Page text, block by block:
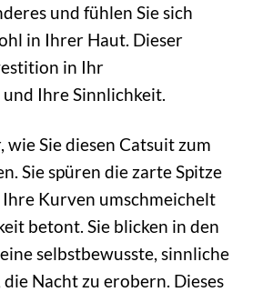
und fühlen Sie sich
in Ihrer Haut. Dieser
in Ihr
Ihre Sinnlichkeit.
wie Sie diesen Catsuit zum
Sie spüren die zarte Spitze
Kurven umschmeichelt
betont. Sie blicken in den
selbstbewusste, sinnliche
Nacht zu erobern. Dieses